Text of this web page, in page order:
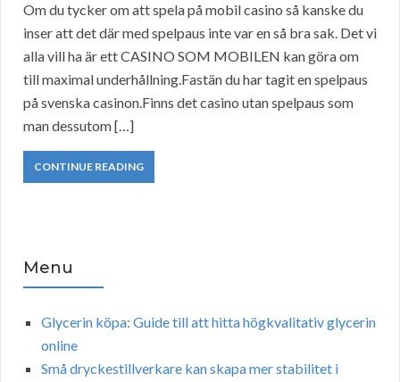
Om du tycker om att spela på mobil casino så kanske du
inser att det där med spelpaus inte var en så bra sak. Det vi
alla vill ha är ett CASINO SOM MOBILEN kan göra om
till maximal underhållning.Fastän du har tagit en spelpaus
på svenska casinon.Finns det casino utan spelpaus som
man dessutom […]
CONTINUE READING
Menu
Glycerin köpa: Guide till att hitta högkvalitativ glycerin
online
Små dryckestillverkare kan skapa mer stabilitet i